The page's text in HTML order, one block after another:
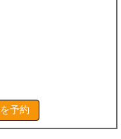
予約